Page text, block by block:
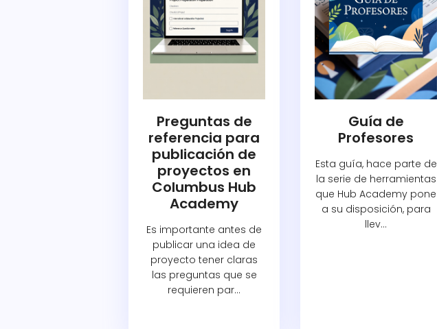
Preguntas de
referencia para
publicación de
proyectos en
Columbus Hub
Academy
Es importante antes de
publicar una idea de
proyecto tener claras
las preguntas que se
requieren par...
Guía de
Profesores
Esta guía, hace parte de
la serie de herramientas
que Hub Academy pone
a su disposición, para
llev...